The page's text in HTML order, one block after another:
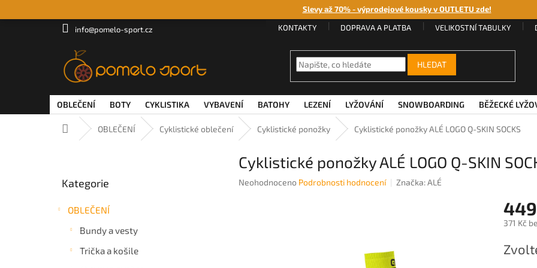
Slevy až 70% - výprodejové kousky v OUTLETU zde!
info@pomelo-sport.cz KONTAKTY DOPRAVA A PLATBA VELIKOSTNÍ TABULKY
HLEDAT
OBLEČENÍ BOTY CYKLISTIKA VYBAVENÍ BATOHY LEZENÍ LYŽOVÁNÍ SNOWBOARDING BĚŽECKÉ
Domů OBLEČENÍ Cyklistické oblečení Cyklistické ponožky Cyklistické ponožky ALÉ LOGO Q-SKIN SOCKS
kategorie
Kategorie
OBLEČENÍ
Bundy a vesty
Trička a košile
Cyklistické ponožky ALÉ LOGO Q-SKIN
Průměrné
Neohodnoceno Podrobnosti hodnocení Značka:ALÉ
371 Kč
cena: